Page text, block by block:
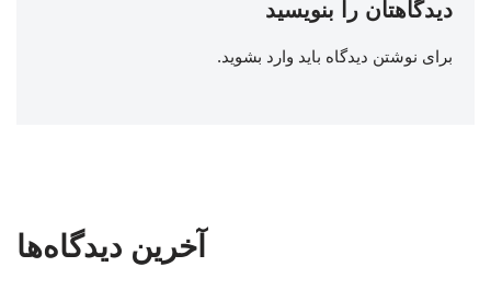
دیدگاهتان را بنویسید
برای نوشتن دیدگاه باید وارد بشوید.
آخرین دیدگاه‌ها